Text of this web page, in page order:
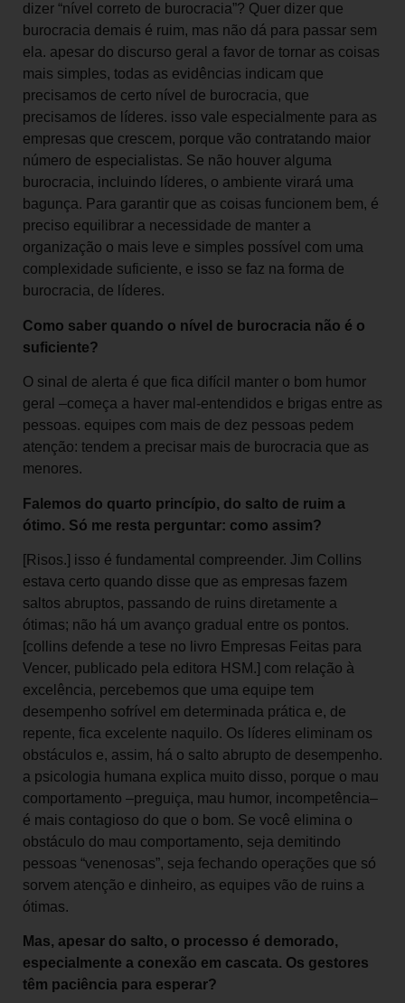
dizer “nível correto de burocracia”? Quer dizer que
burocracia demais é ruim, mas não dá para passar sem
ela. apesar do discurso geral a favor de tornar as coisas
mais simples, todas as evidências indicam que
precisamos de certo nível de burocracia, que
precisamos de líderes. isso vale especialmente para as
empresas que crescem, porque vão contratando maior
número de especialistas. Se não houver alguma
burocracia, incluindo líderes, o ambiente virará uma
bagunça. Para garantir que as coisas funcionem bem, é
preciso equilibrar a necessidade de manter a
organização o mais leve e simples possível com uma
complexidade suficiente, e isso se faz na forma de
burocracia, de líderes.
Como saber quando o nível de burocracia não é o
suficiente?
O sinal de alerta é que fica difícil manter o bom humor
geral –começa a haver mal-entendidos e brigas entre as
pessoas. equipes com mais de dez pessoas pedem
atenção: tendem a precisar mais de burocracia que as
menores.
Falemos do quarto princípio, do salto de ruim a
ótimo. Só me resta perguntar: como assim?
[Risos.] isso é fundamental compreender. Jim Collins
estava certo quando disse que as empresas fazem
saltos abruptos, passando de ruins diretamente a
ótimas; não há um avanço gradual entre os pontos.
[collins defende a tese no livro Empresas Feitas para
Vencer, publicado pela editora HSM.] com relação à
excelência, percebemos que uma equipe tem
desempenho sofrível em determinada prática e, de
repente, fica excelente naquilo. Os líderes eliminam os
obstáculos e, assim, há o salto abrupto de desempenho.
a psicologia humana explica muito disso, porque o mau
comportamento –preguiça, mau humor, incompetência–
é mais contagioso do que o bom. Se você elimina o
obstáculo do mau comportamento, seja demitindo
pessoas “venenosas”, seja fechando operações que só
sorvem atenção e dinheiro, as equipes vão de ruins a
ótimas.
Mas, apesar do salto, o processo é demorado,
especialmente a conexão em cascata. Os gestores
têm paciência para esperar?